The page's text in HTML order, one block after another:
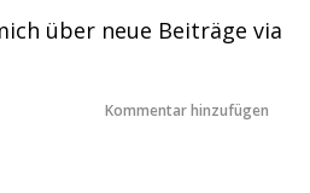
über neue Beiträge via